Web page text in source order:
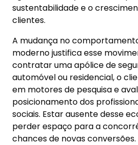
sustentabilidade e o
clientes.
A mudança no
moderno justifica esse
contratar uma apólice de
automóvel ou residencial, o
em motores de pesquisa e
posicionamento dos
sociais. Estar ausente desse
perder espaço para a
chances de novas conversões.